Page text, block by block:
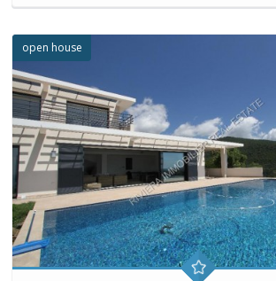
open house